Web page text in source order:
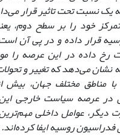
یک نسبت تحت تاثیر قرار
خود را بر سطح دوم،
قرار داده و در پی آن
رخ داده در این عرصه را
نشان می‌دهد که تغییر و
با مناطق مختلف جهان، بیش
در عرصه سیاست خارجی
دیگر، عوامل داخلی
فدراسیون روسیه ایفا کرده‌اند.